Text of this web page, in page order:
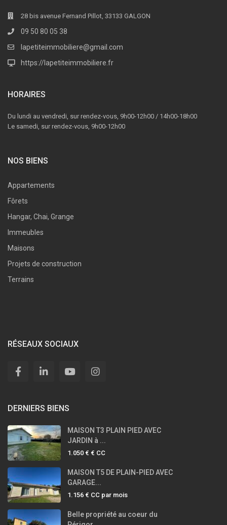
28 bis avenue Fernand Pillot, 33133 GALGON
09 50 80 05 38
lapetiteimmobiliere@gmail.com
https://lapetiteimmobiliere.fr
HORAIRES
Du lundi au vendredi, sur rendez-vous, 9h00-12h00 / 14h00-18h00
Le samedi, sur rendez-vous, 9h00-12h00
NOS BIENS
Appartements
Fôrets
Hangar, Chai, Grange
Immeubles
Maisons
Projets de construction
Terrains
RÉSEAUX SOCIAUX
DERNIERS BIENS
MAISON T3 PLAIN PIED AVEC
JARDIN à ...
1.050 € € CC
MAISON T5 DE PLAIN-PIED AVEC
GARAGE...
1.156 € CC par mois
Belle propriété au coeur du